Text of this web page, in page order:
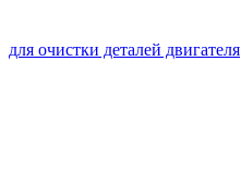
для очистки деталей двигателя